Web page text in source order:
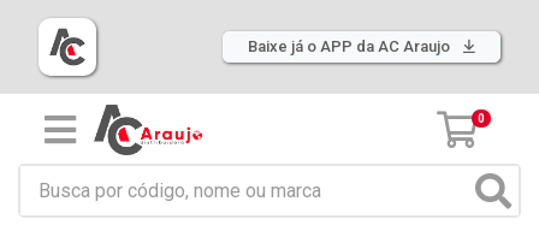
Baixe já o APP da AC Araujo
0